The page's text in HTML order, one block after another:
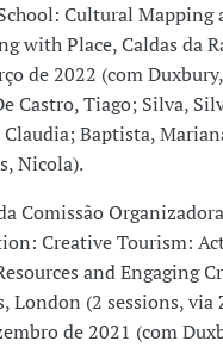
Cultural Mapping
with Place, Caldas da
de 2022 (com
Castro, Tiago; Silva,
Baptista,
Nicola).
Comissão
Creative Tourism:
and Engaging
London (2 sessions, via
de 2021 (com